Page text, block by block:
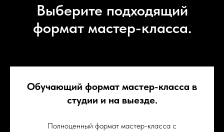
Выберите подходящий
формат мастер-класса.
Обучающий формат мастер-класса в
студии и на выезде.
Полноценный формат мастер-класса с